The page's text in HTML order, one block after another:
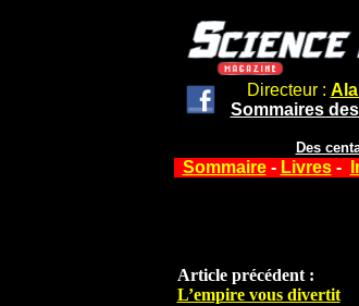
Directeur :
Sommaires
Des
Sommaire- Livres-
Article précédent :
L’empire vous divertit